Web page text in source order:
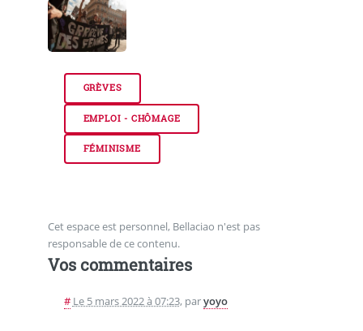
GRÈVES
EMPLOI - CHÔMAGE
FÉMINISME
Cet espace est personnel, Bellaciao n'est pas
responsable de ce contenu.
Vos commentaires
# Le 5 mars 2022 à 07:23, paryoyo